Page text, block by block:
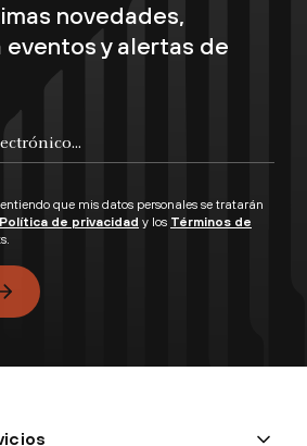
novedades,
eventos y alertas de
que mis datos personales se tratarán
Política de privacidad y los Términos de